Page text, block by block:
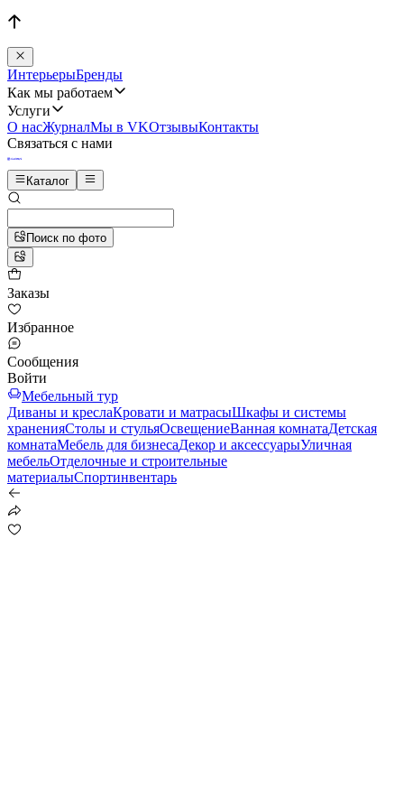
ИнтерьерыБренды
Как мы работаем
Услуги
О насЖурналМы в VKОтзывыКонтакты
Связаться с нами
Каталог
Поиск по фото
Заказы
Избранное
Сообщения
Войти
Мебельный тур
Диваны и креслаКровати и матрасыШкафы и системы
храненияСтолы и стульяОсвещениеВанная комнатаДетская
комнатаМебель для бизнесаДекор и аксессуарыУличная
мебельОтделочные и строительные
материалыСпортинвентарь